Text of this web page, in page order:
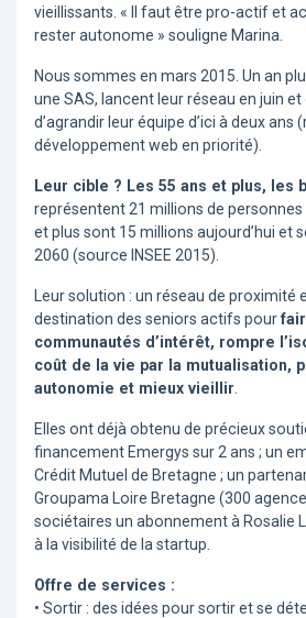
vieillissants. « Il faut être pro-actif et
rester autonome » souligne Marina.
Nous sommes en mars 2015. Un an
une SAS, lancent leur réseau en juin et
d’agrandir leur équipe d’ici à deux ans
développement web en priorité).
Leur cible ? Les 55 ans et plus, les
représentent 21 millions de personnes
et plus sont 15 millions aujourd’hui et
2060 (source INSEE 2015).
Leur solution : un réseau de proximité
destination des seniors actifs pour
communautés d’intérêt, rompre
coût de la vie par la mutualisation,
autonomie et mieux vieillir.
Elles ont déjà obtenu de précieux
financement Emergys sur 2 ans ; un
Crédit Mutuel de Bretagne ; un
Groupama Loire Bretagne (300
sociétaires un abonnement à Rosalie
à la visibilité de la startup.
Offre de services :
• Sortir : des idées pour sortir et se